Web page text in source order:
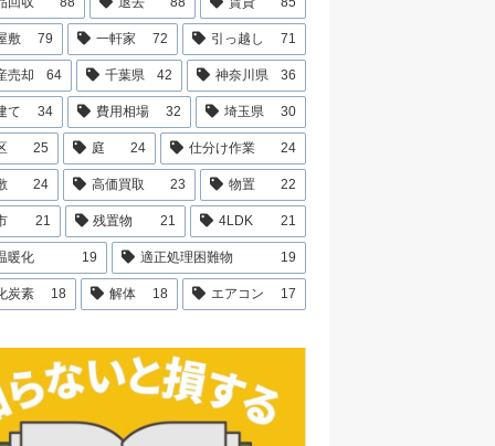
敷 79 一軒家 72 引っ越し 71
売却 64 千葉県 42 神奈川県 36
て 34 費用相場 32 埼玉県 30
25 庭 24 仕分け作業 24
24 高価買取 23 物置 22
21 残置物 21 4LDK 21
暖化 19 適正処理困難物 19
炭素 18 解体 18 エアコン 17